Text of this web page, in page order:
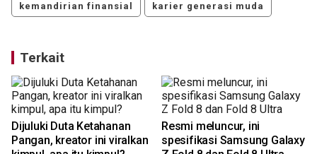
kemandirian finansial karier generasi muda
Terkait
Dijuluki Duta Ketahanan
Pangan, kreator ini viralkan
Resmi meluncur, ini
spesifikasi Samsung Galaxy